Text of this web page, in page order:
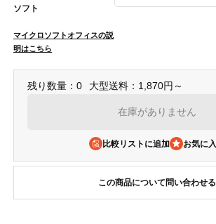
ソフト
マイクロソフトオフィスの説
明はこちら
残り数量：0 大型送料：1,870円～
在庫がありません
比較リストに追加
この商品について問い合わせる